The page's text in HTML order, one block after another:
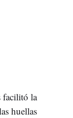
facilitó la
huellas